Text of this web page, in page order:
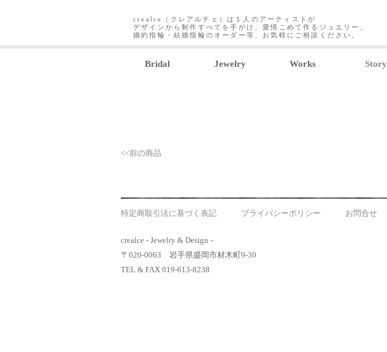
crealce（クレアルチェ）は１人のアーティストが
デザインから制作すべてを手がけ、愛情こめて作るジュエリー。
婚約指輪・結婚指輪のオーダー等、お気軽にご相談ください。
Bridal Jewelry Works Story
<<前の商品
特定商取引法に基づく表記 プライバシーポリシー お問合せ
crealce - Jewelry & Design -
〒020-0063 岩手県盛岡市材木町9-30
TEL & FAX 019-613-8238